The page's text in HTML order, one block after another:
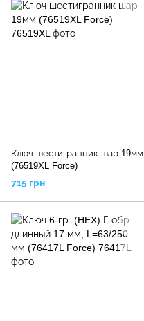
Ключ шестигранник шар 19мм
(76519XL Force)
715 грн